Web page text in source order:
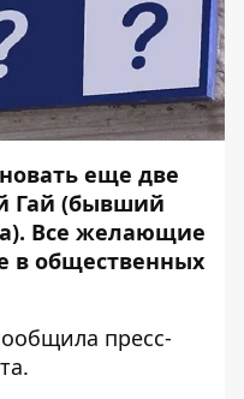
еще две
Гай (бывший
Все желающие
в общественных
пресс-